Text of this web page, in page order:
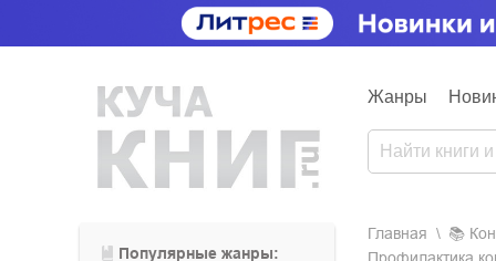
Жанры
Популярные жанры:
Главная 📚